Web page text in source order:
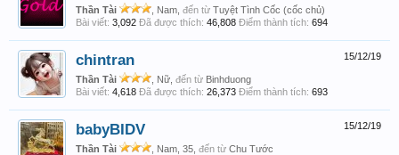
Thần Tài , Nam, đến từ Tuyệt Tình Cốc (cốc chủ)
Bài viết: 3,092 Đã được thích: 46,808 Điểm thành tích: 694
15/12/19
chintran
Thần Tài , Nữ, đến từ Binhduong
Bài viết: 4,618 Đã được thích: 26,373 Điểm thành tích: 693
15/12/19
babyBIDV
Thần Tài , Nam, 35, đến từ Chu Tước